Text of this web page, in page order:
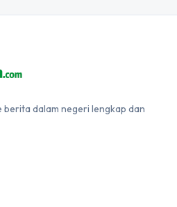
dalam negeri lengkap dan